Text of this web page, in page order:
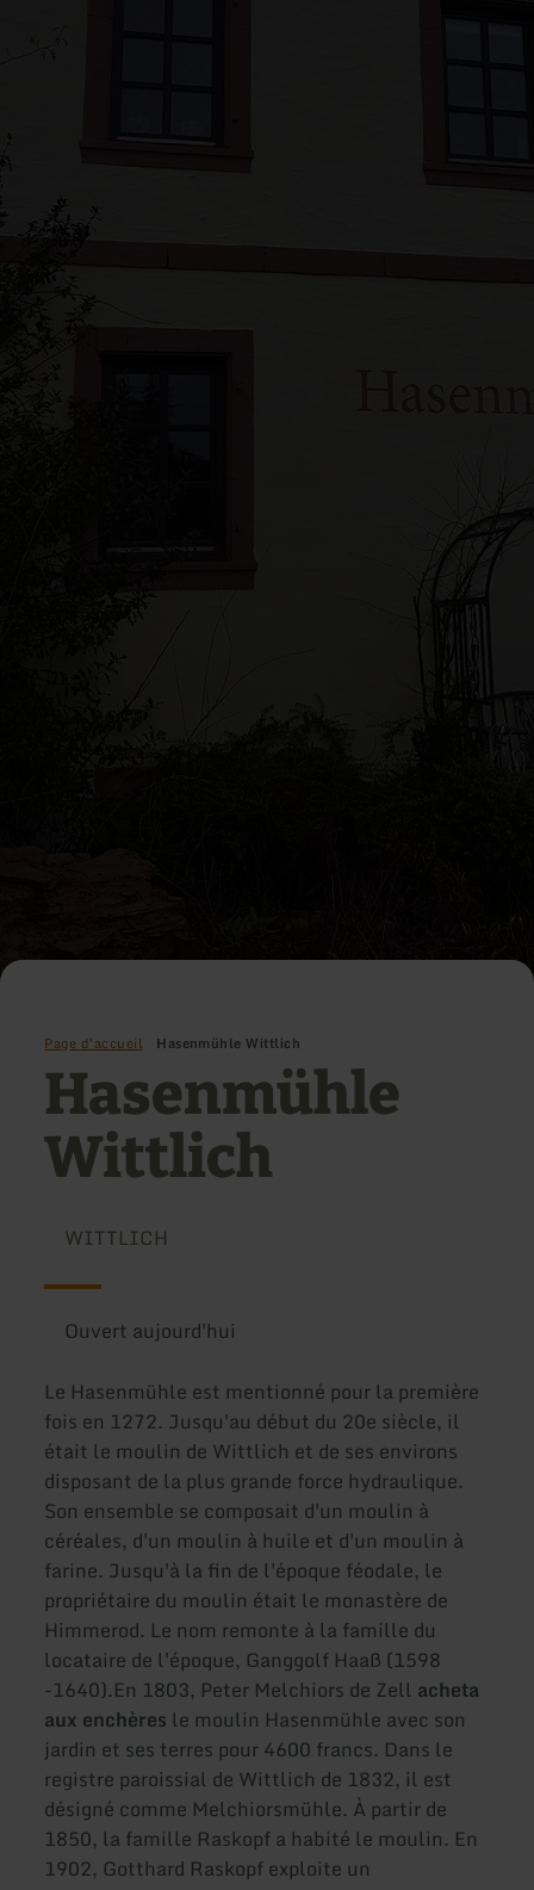
Page d'accueil Hasenmühle Wittlich
Hasenmühle
Wittlich
WITTLICH
Ouvert aujourd'hui
Le Hasenmühle est mentionné pour la première
fois en 1272. Jusqu'au début du 20e siècle, il
était le moulin de Wittlich et de ses environs
disposant de la plus grande force hydraulique.
Son ensemble se composait d'un moulin à
céréales, d'un moulin à huile et d'un moulin à
farine. Jusqu'à la fin de l'époque féodale, le
propriétaire du moulin était le monastère de
Himmerod. Le nom remonte à la famille du
locataire de l'époque, Ganggolf Haaß (1598
-1640).En 1803, Peter Melchiors de Zell acheta
aux enchères le moulin Hasenmühle avec son
jardin et ses terres pour 4600 francs. Dans le
registre paroissial de Wittlich de 1832, il est
désigné comme Melchiorsmühle. À partir de
1850, la famille Raskopf a habité le moulin. En
1902, Gotthard Raskopf exploite un